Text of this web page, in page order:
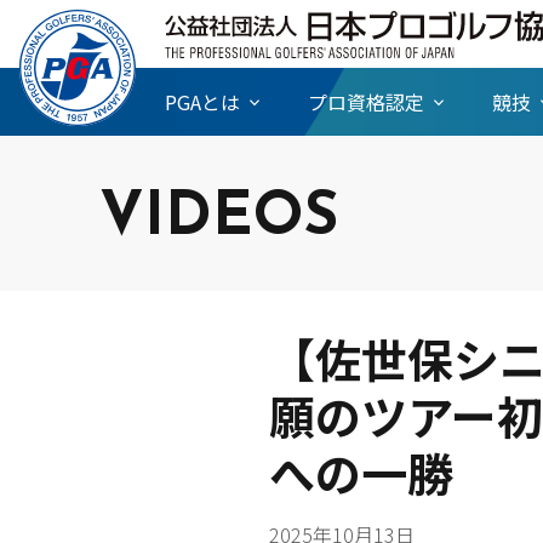
PGAとは プロ資格認定 競技
VIDEOS
【佐世保シ
願のツアー
への一勝
2025年10月13日